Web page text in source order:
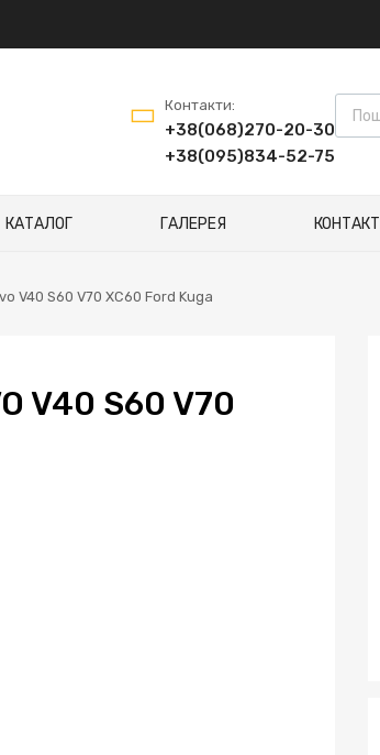
Контакти:
+38(068)270-20-30
+38(095)834-52-75
КАТАЛОГ ГАЛЕРЕЯ
V40 S60 V70 XC60 Ford Kuga
V40 S60 V70